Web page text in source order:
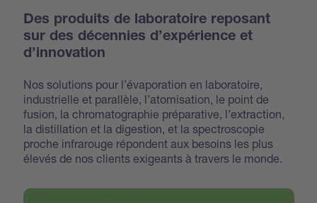
Des produits de laboratoire reposant
sur des décennies d’expérience et
d’innovation
Nos solutions pour l’évaporation en laboratoire,
industrielle et parallèle, l’atomisation, le point de
fusion, la chromatographie préparative, l’extraction,
la distillation et la digestion, et la spectroscopie
proche infrarouge répondent aux besoins les plus
élevés de nos clients exigeants à travers le monde.